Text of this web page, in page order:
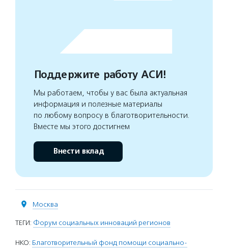
Поддержите работу АСИ!
Мы работаем, чтобы у вас была актуальная
информация и полезные материалы
по любому вопросу в благотворительности.
Вместе мы этого достигнем
Внести вклад
Москва
ТЕГИ: Форум социальных инноваций регионов
НКО: Благотворительный фонд помощи социально-